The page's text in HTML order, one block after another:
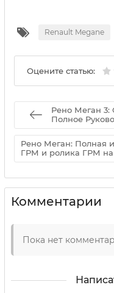
Renault Megane
Оцените статью:
Рено Меган 3:
Полное
Рено Меган: Полная
ГРМ и ролика ГРМ
Комментарии
Пока нет